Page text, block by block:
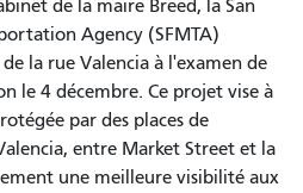
de la maire Breed, la San
Agency (SFMTA)
la rue Valencia à l'examen de
le 4 décembre. Ce projet vise à
par des places de
entre Market Street et la
une meilleure visibilité aux